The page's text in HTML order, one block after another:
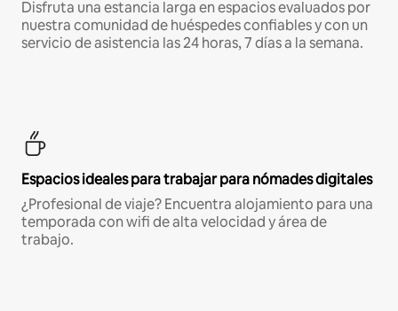
Disfruta una estancia larga en espacios evaluados por
nuestra comunidad de huéspedes confiables y con un
servicio de asistencia las 24 horas, 7 días a la semana.
Espacios ideales para trabajar para nómades digitales
¿Profesional de viaje? Encuentra alojamiento para una
temporada con wifi de alta velocidad y área de
trabajo.